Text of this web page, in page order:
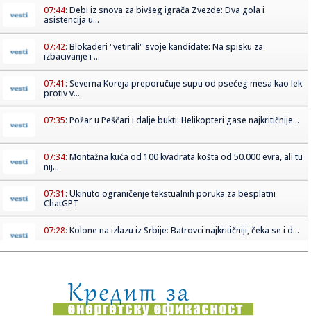
07:44: Debi iz snova za bivšeg igrača Zvezde: Dva gola i
asistencija u...
07:42: Blokaderi "vetirali" svoje kandidate: Na spisku za
izbacivanje i ...
07:41: Severna Koreja preporučuje supu od psećeg mesa kao lek
protiv v...
07:35: Požar u Peščari i dalje bukti: Helikopteri gase najkritičnije...
07:34: Montažna kuća od 100 kvadrata košta od 50.000 evra, ali tu
nij...
07:31: Ukinuto ograničenje tekstualnih poruka za besplatni
ChatGPT
07:28: Kolone na izlazu iz Srbije: Batrovci najkritičniji, čeka se i d...
07:22:Napad nožem u centru Beograda: Devojka lakše
povređena